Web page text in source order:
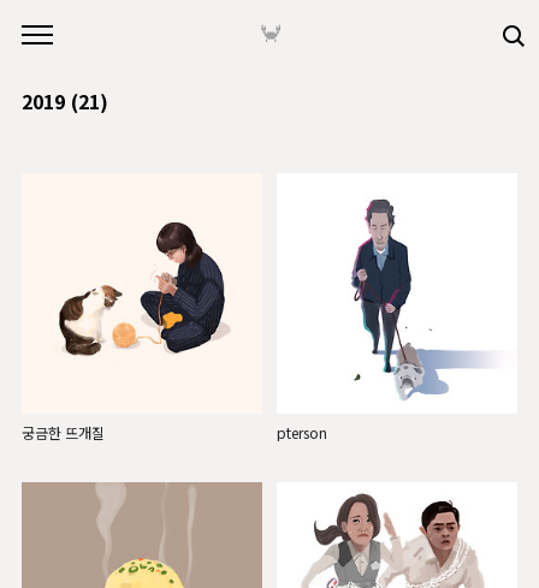
🦀
2019 (21)
궁금한 뜨개질 pterson